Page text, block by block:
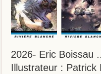
2026- Eric Boissau
Illustrateur : Patrick